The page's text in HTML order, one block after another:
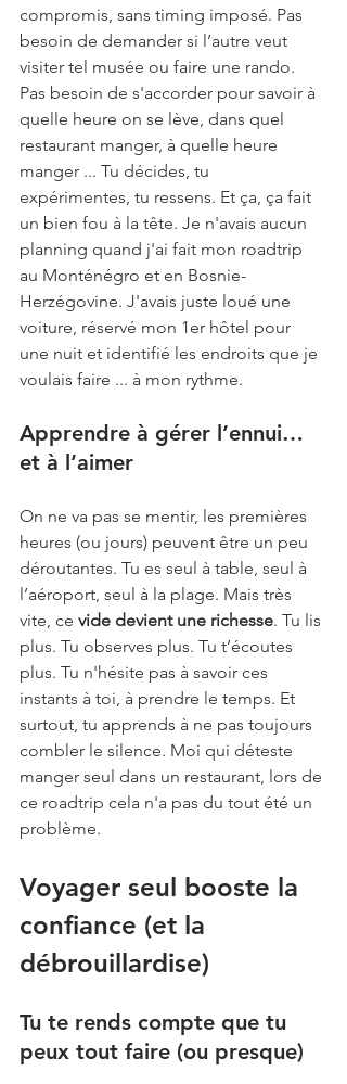
compromis, sans timing imposé. Pas
besoin de demander si l’autre veut
visiter tel musée ou faire une rando.
Pas besoin de s'accorder pour savoir à
quelle heure on se lève, dans quel
restaurant manger, à quelle heure
manger ... Tu décides, tu
expérimentes, tu ressens. Et ça, ça fait
un bien fou à la tête. Je n'avais aucun
planning quand j'ai fait mon roadtrip
au Monténégro et en Bosnie-
Herzégovine. J'avais juste loué une
voiture, réservé mon 1er hôtel pour
une nuit et identifié les endroits que je
voulais faire ... à mon rythme.
Apprendre à gérer l’ennui…
et à l’aimer
On ne va pas se mentir, les premières
heures (ou jours) peuvent être un peu
déroutantes. Tu es seul à table, seul à
l’aéroport, seul à la plage. Mais très
vite, ce vide devient une richesse. Tu lis
plus. Tu observes plus. Tu t’écoutes
plus. Tu n'hésite pas à savoir ces
instants à toi, à prendre le temps. Et
surtout, tu apprends à ne pas toujours
combler le silence. Moi qui déteste
manger seul dans un restaurant, lors de
ce roadtrip cela n'a pas du tout été un
problème.
Voyager seul booste la
confiance (et la
débrouillardise)
Tu te rends compte que tu
peux tout faire (ou presque)